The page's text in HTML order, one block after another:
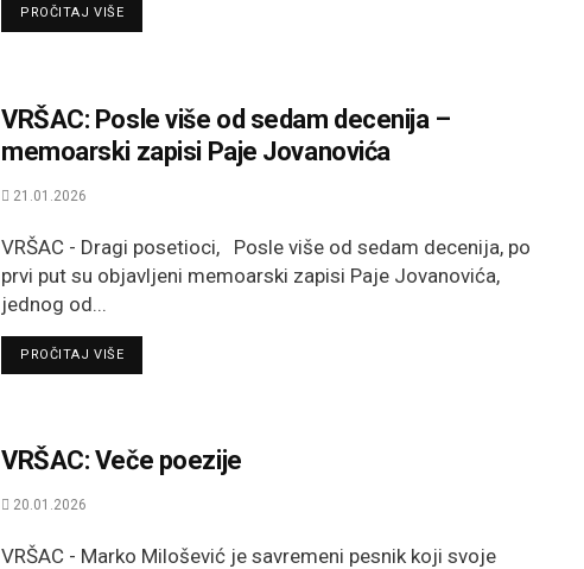
PROČITAJ VIŠEDETAILS
VRŠAC: Posle više od sedam decenija –
memoarski zapisi Paje Jovanovića
21.01.2026
VRŠAC - Dragi posetioci, Posle više od sedam decenija, po
prvi put su objavljeni memoarski zapisi Paje Jovanovića,
jednog od...
PROČITAJ VIŠEDETAILS
VRŠAC: Veče poezije
20.01.2026
VRŠAC - Marko Milošević je savremeni pesnik koji svoje